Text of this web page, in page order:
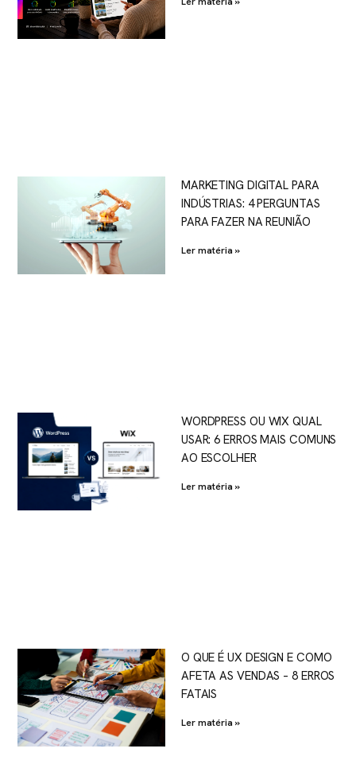
MARKETING DIGITAL PARA
INDÚSTRIAS: 4 PERGUNTAS
PARA FAZER NA REUNIÃO
Ler matéria »
WORDPRESS OU WIX QUAL
USAR: 6 ERROS MAIS COMUNS
AO ESCOLHER
Ler matéria »
O QUE É UX DESIGN E COMO
AFETA AS VENDAS – 8 ERROS
FATAIS
Ler matéria »